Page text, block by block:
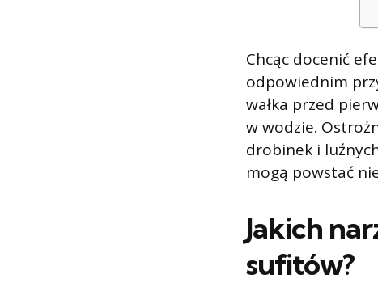
Chcąc docenić
odpowiednim
wałka przed
w wodzie.
drobinek i
mogą powstać
Jakich
sufitów?